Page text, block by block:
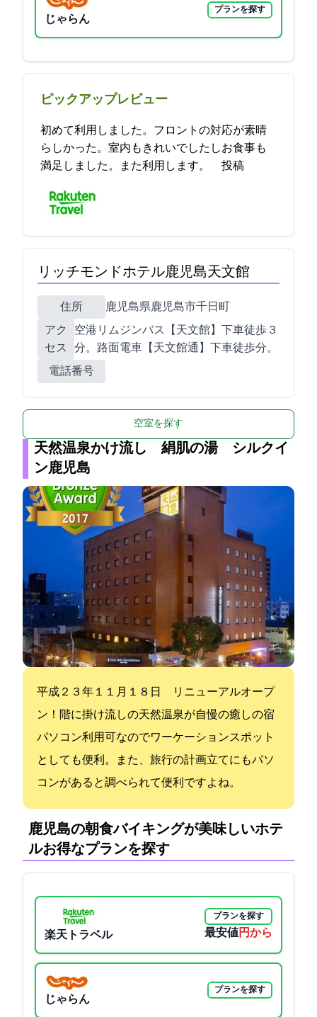
じゃらん
プランを探す
ピックアップレビュー
初めて利用しました。フロントの対応が素晴
らしかった。室内もきれいでしたしお食事も
満足しました。また利用します。 2021-11-02 15:57:41投稿
リッチモンドホテル鹿児島天文館
住所
鹿児島県鹿児島市千日町14-28
アク
セス
空港リムジンバス【天文館】下車徒歩３
分。路面電車【天文館通】下車徒歩2分。
電話番号
空室を探す
天然温泉かけ流し 絹肌の湯 シルクイ
ン鹿児島
平成２３年１１月１８日 リニューアルオープ
ン！2階に掛け流しの天然温泉が自慢の癒しの宿
パソコン利用可なのでワーケーションスポット
としても便利。また、旅行の計画立てにもパソ
コンがあると調べられて便利ですよね。
鹿児島の朝食バイキングが美味しいホテ
ル:お得なプランを探す
楽天トラベル
プランを探す
最安値3750円から
じゃらん
プランを探す